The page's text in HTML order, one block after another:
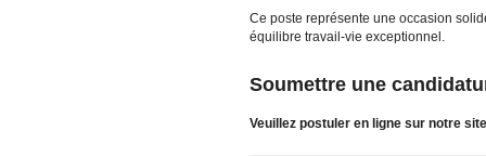
Ce poste représente une occasion
équilibre travail-vie exceptionnel.
Soumettre une
Veuillez postuler en ligne sur notre